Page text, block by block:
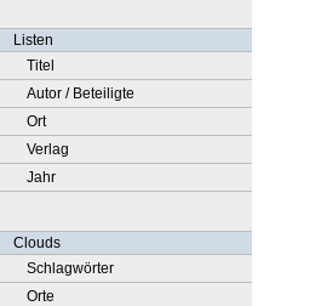
Listen
Titel
Autor / Beteiligte
Ort
Verlag
Jahr
Clouds
Schlagwörter
Orte